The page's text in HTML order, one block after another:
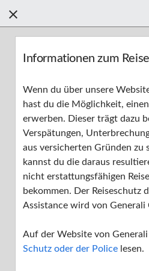
Finden Sie anhand der
Finden einer Ferienunterkunft
Buchen einer Ferienunterkunft
Ihr Aufenthalt
Ihre Bewertung
Erste Schritte

Informationen zum
Wenn du über unsere
hast du die Möglichkeit,
erwerben. Dieser trägt dazu
Verspätungen,
aus versicherten Gründen zu
kannst du die daraus
nicht erstattungsfähigen
bekommen. Der Reiseschutz
Assistance wird von Generali
Auf der Website von
Schutz oder der Police lesen.